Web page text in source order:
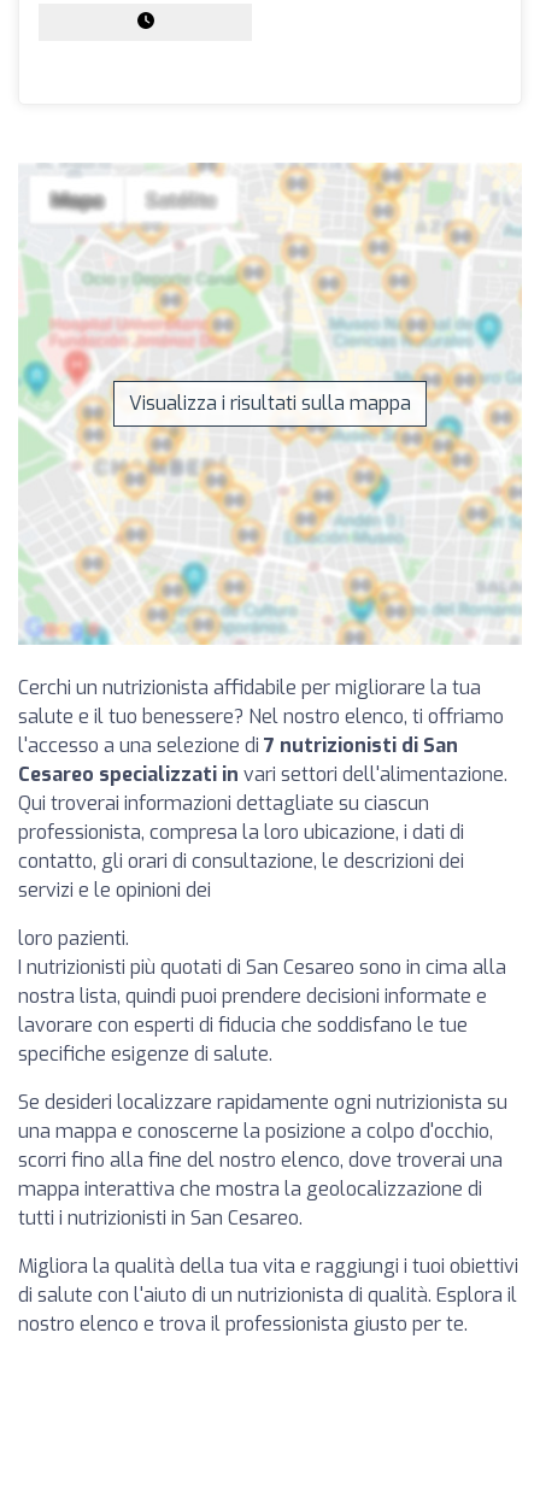
Visualizza i risultati sulla mappa
Cerchi un nutrizionista affidabile per migliorare la tua
salute e il tuo benessere? Nel nostro elenco, ti offriamo
l'accesso a una selezione di 7 nutrizionisti di San
Cesareo specializzati in vari settori dell'alimentazione.
Qui troverai informazioni dettagliate su ciascun
professionista, compresa la loro ubicazione, i dati di
contatto, gli orari di consultazione, le descrizioni dei
servizi e le opinioni dei
loro pazienti.
I nutrizionisti più quotati di San Cesareo sono in cima alla
nostra lista, quindi puoi prendere decisioni informate e
lavorare con esperti di fiducia che soddisfano le tue
specifiche esigenze di salute.
Se desideri localizzare rapidamente ogni nutrizionista su
una mappa e conoscerne la posizione a colpo d'occhio,
scorri fino alla fine del nostro elenco, dove troverai una
mappa interattiva che mostra la geolocalizzazione di
tutti i nutrizionisti in San Cesareo.
Migliora la qualità della tua vita e raggiungi i tuoi obiettivi
di salute con l'aiuto di un nutrizionista di qualità. Esplora il
nostro elenco e trova il professionista giusto per te.